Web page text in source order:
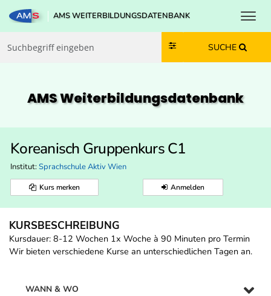
Zum Inhalt springen
Zum Navmenü springen
Zur Suche springen
Zur Footer springen
AMS WEITERBILDUNGSDATENBANK
SUCHE
AMS Weiterbildungs­datenbank
Koreanisch Gruppenkurs C1
Institut: Sprachschule Aktiv Wien
Kurs merken Anmelden
KURSBESCHREIBUNG
Kursdauer: 8-12 Wochen 1x Woche à 90 Minuten pro Termin
Wir bieten verschiedene Kurse an unterschiedlichen Tagen an.
WANN & WO